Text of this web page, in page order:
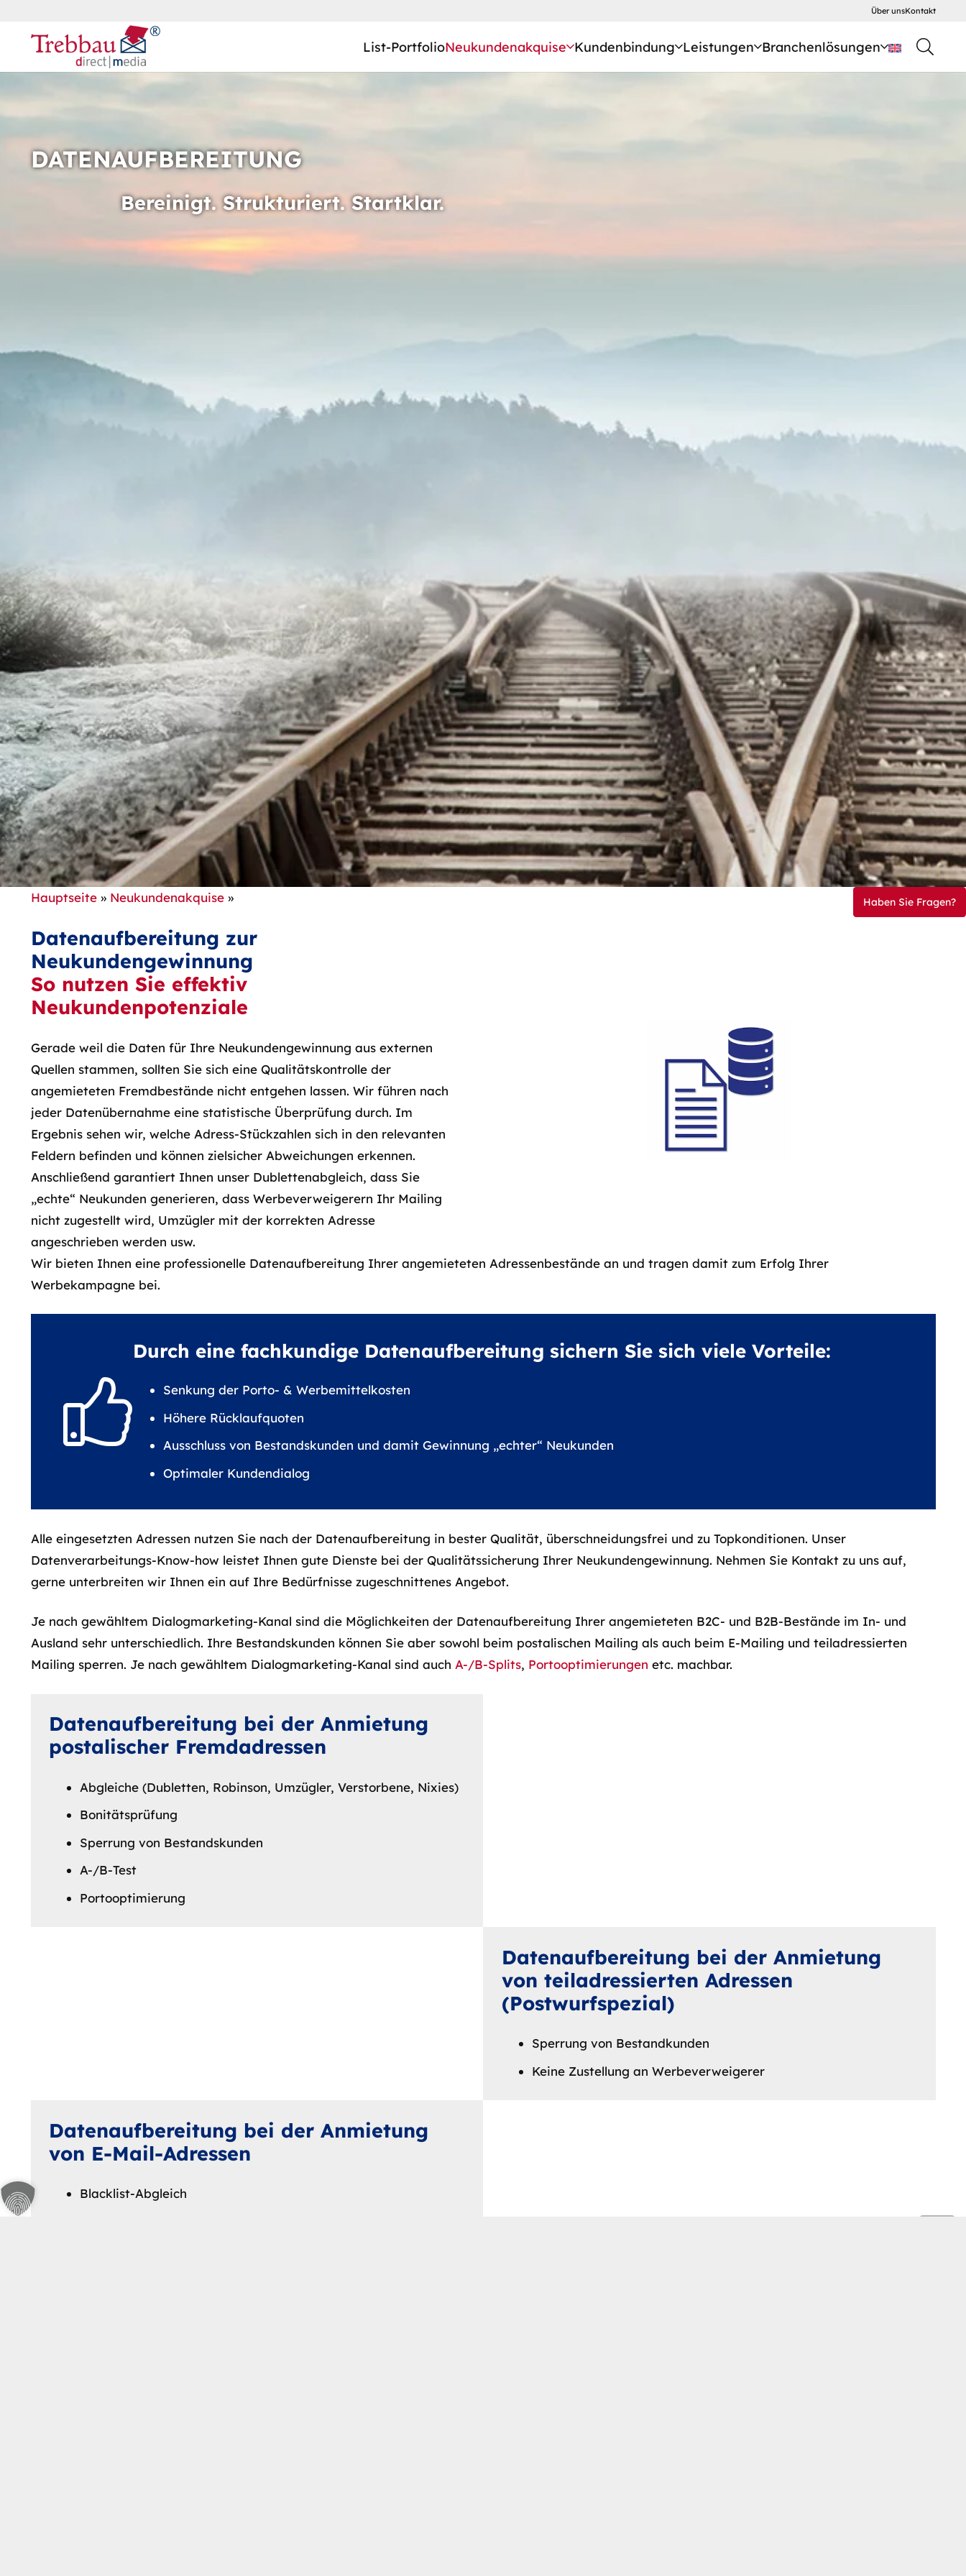
Über unsKontakt
List-PortfolioNeukundenakquise Kundenbindung Leistungen Branchenlösungen
DATENAUFBEREITUNG
Bereinigt. Strukturiert. Startklar.
Hauptseite» Neukundenakquise»
Datenaufbereitung zur
Neukundengewinnung
So nutzen Sie effektiv
Neukundenpotenziale
Gerade weil die Daten für Ihre Neukundengewinnung aus externen
Quellen stammen, sollten Sie sich eine Qualitätskontrolle der
angemieteten Fremdbestände nicht entgehen lassen. Wir führen nach
jeder Datenübernahme eine statistische Überprüfung durch. Im
Ergebnis sehen wir, welche Adress-Stückzahlen sich in den relevanten
Feldern befinden und können zielsicher Abweichungen erkennen.
Anschließend garantiert Ihnen unser Dublettenabgleich, dass Sie
„echte“ Neukunden generieren, dass Werbeverweigerern Ihr Mailing
nicht zugestellt wird, Umzügler mit der korrekten Adresse
angeschrieben werden usw.
Wir bieten Ihnen eine professionelle Datenaufbereitung Ihrer angemieteten Adressenbestände an und tragen damit zum Erfolg Ihrer
Werbekampagne bei.
Durch eine fachkundige Datenaufbereitung sichern Sie sich viele Vorteile:
Senkung der Porto- & Werbemittelkosten
Höhere Rücklaufquoten
Ausschluss von Bestandskunden und damit Gewinnung „echter“ Neukunden
Optimaler Kundendialog
Alle eingesetzten Adressen nutzen Sie nach der Datenaufbereitung in bester Qualität, überschneidungsfrei und zu Topkonditionen. Unser
Datenverarbeitungs-Know-how leistet Ihnen gute Dienste bei der Qualitätssicherung Ihrer Neukundengewinnung. Nehmen Sie Kontakt zu uns auf,
gerne unterbreiten wir Ihnen ein auf Ihre Bedürfnisse zugeschnittenes Angebot.
Je nach gewähltem Dialogmarketing-Kanal sind die Möglichkeiten der Datenaufbereitung Ihrer angemieteten B2C- und B2B-Bestände im In- und
Ausland sehr unterschiedlich. Ihre Bestandskunden können Sie aber sowohl beim postalischen Mailing als auch beim E-Mailing und teiladressierten
Mailing sperren. Je nach gewähltem Dialogmarketing-Kanal sind auch A-/B-Splits, Portooptimierungen etc. machbar.
Datenaufbereitung bei der Anmietung
postalischer Fremdadressen
Abgleiche (Dubletten, Robinson, Umzügler, Verstorbene, Nixies)
Bonitätsprüfung
Sperrung von Bestandskunden
A-/B-Test
Portooptimierung
Datenaufbereitung bei der Anmietung
von teiladressierten Adressen
(Postwurfspezial)
Sperrung von Bestandkunden
Keine Zustellung an Werbeverweigerer
Datenaufbereitung bei der Anmietung
von E-Mail-Adressen
Blacklist-Abgleich
Haben Sie Fragen?